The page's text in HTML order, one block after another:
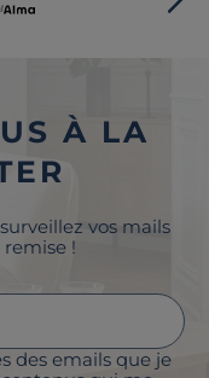
À LA
vos mails
!
des emails que je